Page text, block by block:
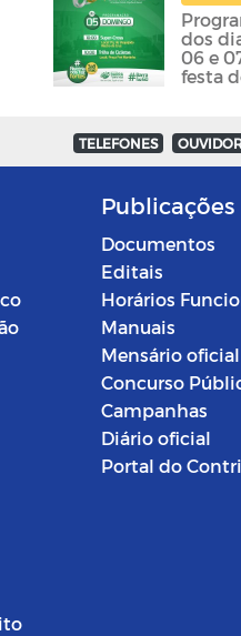
dos
06 e
festa
foram
TELEFONES
Publicações
Documentos
Editais
Horários
Manuais
Mensário oficial
Concurso
Campanhas
Diário oficial
Portal do